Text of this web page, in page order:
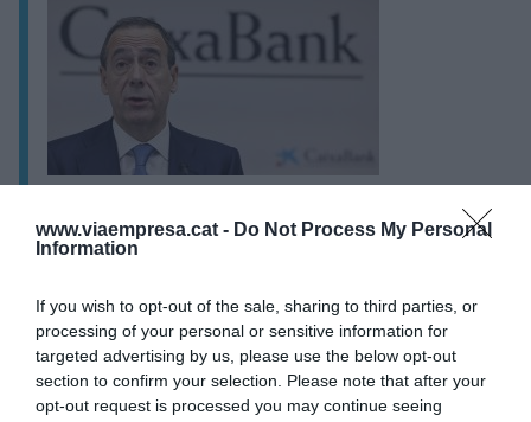
www.viaempresa.cat - Do Not Process My Personal
Information
If you wish to opt-out of the sale, sharing to third parties, or
processing of your personal or sensitive information for
targeted advertising by us, please use the below opt-out
section to confirm your selection. Please note that after your
opt-out request is processed you may continue seeing
hipotecària: “El mercat és igual des que tinc
Encara resten pràcticament dos exercicis
sencers per examinar elguidancedissenyat per